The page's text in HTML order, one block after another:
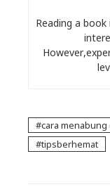
Reading a
cara menabung
tipsberhemat